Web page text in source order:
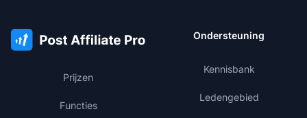
Prijzen
Functies
Ondersteuning
Kennisbank
Ledengebied